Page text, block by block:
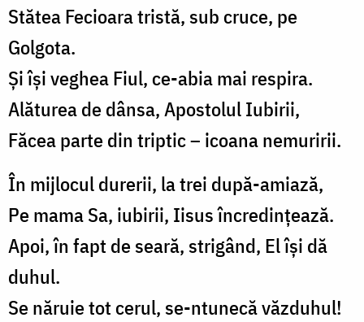
Stătea Fecioara tristă, sub cruce, pe
Golgota.
Și își veghea Fiul, ce-abia mai respira.
Alăturea de dânsa, Apostolul Iubirii,
Făcea parte din triptic – icoana nemuririi.
În mijlocul durerii, la trei după-amiază,
Pe mama Sa, iubirii, Iisus încredinţează.
Apoi, în fapt de seară, strigând, El îşi dă
duhul.
Se năruie tot cerul, se-ntunecă văzduhul!